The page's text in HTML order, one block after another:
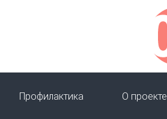
Профилактика О проекте